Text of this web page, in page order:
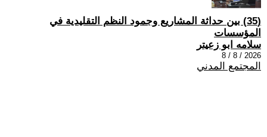
(35) بين حداثة المشاريع وجمود النظم التقليدية في
المؤسسات
سلامه ابو زعيتر
2026 / 8 / 8
المجتمع المدني